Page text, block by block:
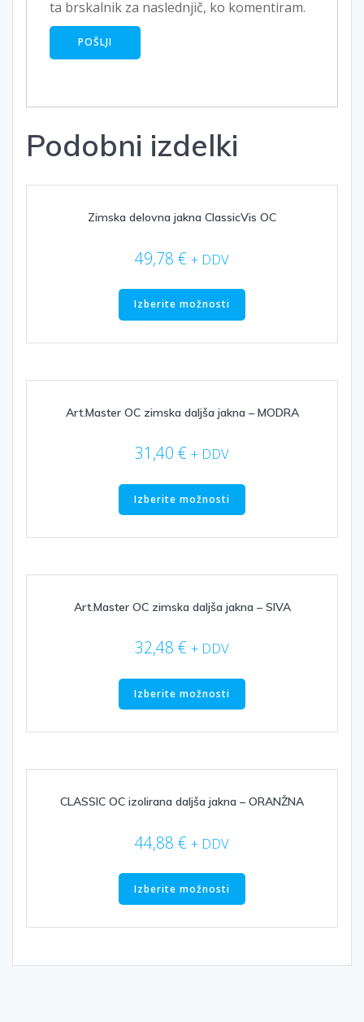
ta brskalnik za naslednjič, ko komentiram.
Podobni izdelki
Zimska delovna jakna ClassicVis OC
49,78 € + DDV
Izberite možnosti
Ta
ima
več
Možnosti
izberete
Art.Master OC zimska daljša jakna – MODRA
31,40 € + DDV
Izberite možnosti
ima
več
Možnosti
izberete
Art.Master OC zimska daljša jakna – SIVA
32,48 € + DDV
Izberite možnosti
Ta
ima
več
Možnosti
izberete
CLASSIC OC izolirana daljša jakna – ORANŽNA
44,88 € + DDV
Izberite možnosti
Ta
ima
več